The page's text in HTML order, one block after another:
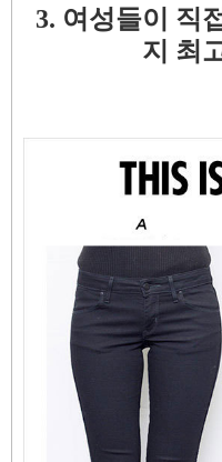
3. 여성들이 직
지 최